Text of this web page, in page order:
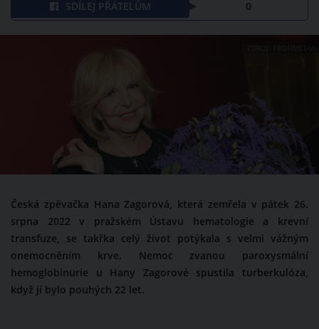
SDÍLEJ PŘÁTELŮM 0
Česká zpěvačka Hana Zagorová, která zemřela v pátek 26.
srpna 2022 v pražském Ústavu hematologie a krevní
transfuze, se takřka celý život potýkala s velmi vážným
onemocněním krve. Nemoc zvanou paroxysmální
hemoglobinurie u Hany Zagorové spustila turberkulóza,
když jí bylo pouhých 22 let.